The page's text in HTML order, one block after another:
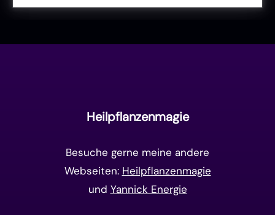
Heilpflanzenmagie
Besuche gerne meine andere
Webseiten: Heilpflanzenmagie
und Yannick Energie